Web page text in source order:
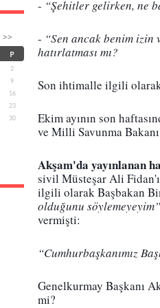
>>
P
2
9
16
23
30
- “Şehitler gelirken, ne
- “Sen ancak benim
hatırlatması mı?
Son ihtimalle ilgili
Ekim ayının son
ve Milli Savunma
Akşam'da yayınlanan
sivil Müsteşar Ali
ilgili olarak Başbakan
olduğunu
vermişti:
“Cumhurbaşkanımız
Genelkurmay Başkanı
mi?